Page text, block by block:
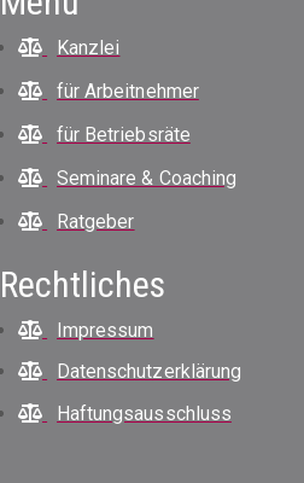
Kanzlei
für Arbeitnehmer
für Betriebsräte
Seminare & Coaching
Ratgeber
Rechtliches
Impressum
Datenschutzerklärung
Haftungsausschluss